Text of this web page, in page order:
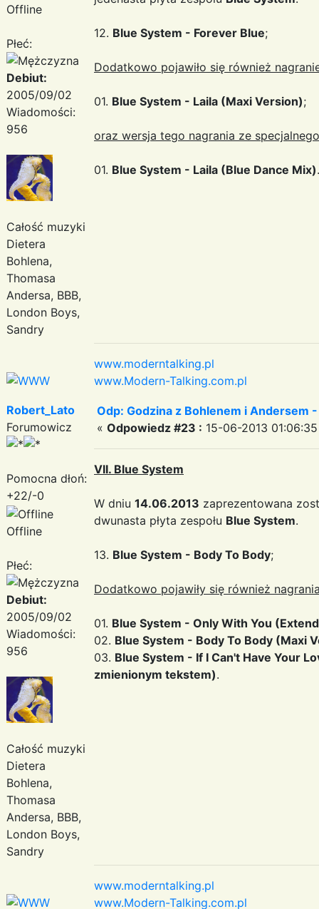
Offline
Płeć:
Debiut:
2005/09/02
Wiadomości:
956
Całość muzyki
Dietera
Bohlena,
Thomasa
Andersa, BBB,
London Boys,
Sandry
12. Blue System - Forever Blue;
Dodatkowo pojawiło się również
01. Blue System - Laila (Maxi Version);
oraz wersja tego nagrania ze
01. Blue System - Laila (Blue Dance Mix).
www.moderntalking.pl
www.Modern-Talking.com.pl
Robert_Lato
Forumowicz
Pomocna dłoń:
+22/-0
Offline
Płeć:
Debiut:
2005/09/02
Wiadomości:
956
Całość muzyki
Dietera
Bohlena,
Thomasa
Andersa, BBB,
London Boys,
Sandry
Odp: Godzina z Bohlenem i Andersem
« Odpowiedz #23 : 15-06-2013
VII. Blue System
W dniu 14.06.2013 zaprezentowana
dwunasta płyta zespołu Blue System.
13. Blue System - Body To Body;
Dodatkowo pojawiły się również
01. Blue System - Only With You
02. Blue System - Body To Body (Maxi
03. Blue System - If I Can't Have Your
zmienionym tekstem).
www.moderntalking.pl
www.Modern-Talking.com.pl